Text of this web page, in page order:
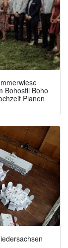
Bohostil Boho
Planen